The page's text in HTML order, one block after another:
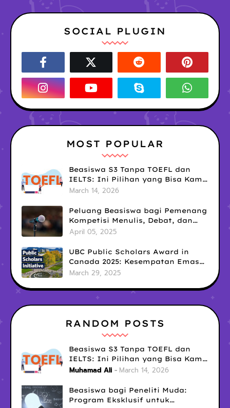
SOCIAL PLUGIN
MOST POPULAR
Beasiswa S3 Tanpa TOEFL dan
IELTS: Ini Pilihan yang Bisa Kamu
Coba Sekarang!
March 14, 2026
Peluang Beasiswa bagi Pemenang
Kompetisi Menulis, Debat, dan
Public Speaking: Kesempatan
April 05, 2025
UBC Public Scholars Award in
Canada 2025: Kesempatan Emas
untuk Meraih Pendanaan
March 29, 2025
RANDOM POSTS
Beasiswa S3 Tanpa TOEFL dan
IELTS: Ini Pilihan yang Bisa Kamu
Coba Sekarang!
Muhamad Ali March 14, 2026
Beasiswa bagi Peneliti Muda:
Program Eksklusif untuk